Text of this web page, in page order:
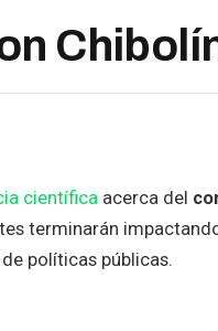
científicaacerca del
terminarán
políticas públicas.